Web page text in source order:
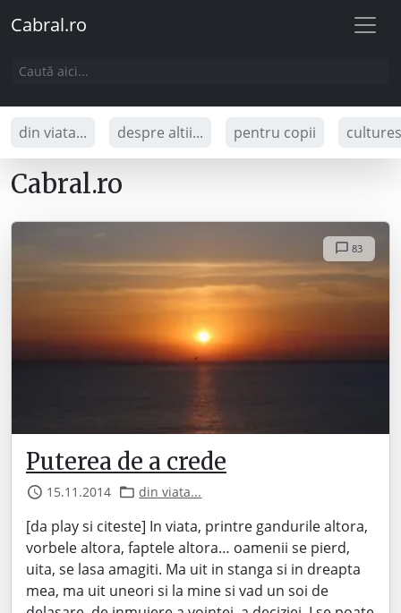
Cabral.ro
din viata... despre altii... pentru copii
Cabral.ro
83
Puterea de a crede
15.11.2014 din viata...
[da play si citeste] In viata, printre gandurile altora,
vorbele altora, faptele altora… oamenii se pierd,
uita, se lasa amagiti. Ma uit in stanga si in dreapta
mea, ma uit uneori si la mine si vad un soi de